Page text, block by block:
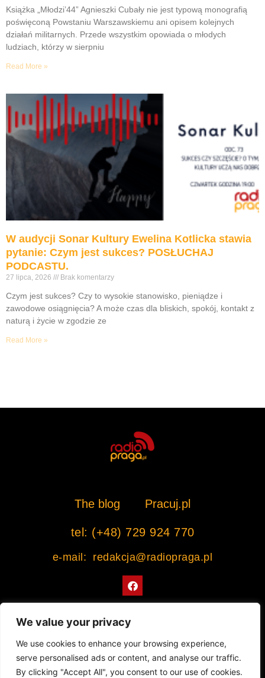
We value your privacy
We use cookies to enhance your browsing experience,
serve personalised ads or content, and analyse our traffic.
By clicking "Accept All", you consent to our use of cookies.
Książka „Młodzi’44” Agnieszki Cubały nie jest typową monografią
poświęconą Powstaniu Warszawskiemu ani opisem kolejnych
działań militarnych. Przede wszystkim opowiada o młodych
ludziach, którzy w sierpniu
Read More »
W audycji Sonar Kultury Ewelina Kotlicka stawia
pytanie: Czym jest sukces? POSŁUCHAJ
PODCASTU.
27 lipca, 2026 Brak komentarzy
Czym jest sukces? Czy to wysokie stanowisko, pieniądze i
zawodowe osiągnięcia? A może czas dla bliskich, spokój, kontakt z
naturą i życie w zgodzie ze
Read More »
The blog Pracuj.pl
tel: (+48) 729 924 770
e-mail: redakcja@radiopraga.pl
F
a
c
o
k
Współpracujemy z Muzeum Warszawskiej Pragi
© 2022 All rights Reserved. Radiopraga.pl